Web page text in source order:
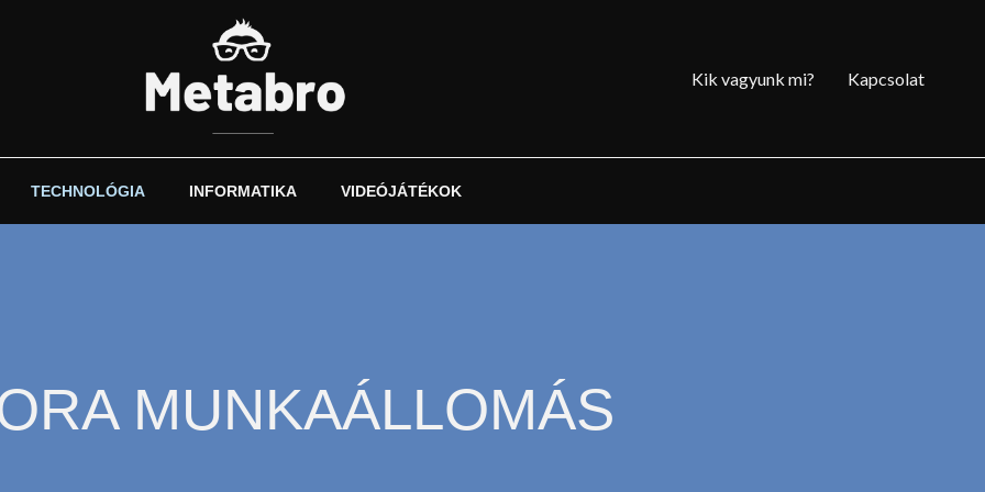
Kik vagyunk mi? Kapcsolat
TECHNOLÓGIA INFORMATIKA VIDEÓJÁTÉKOK
MUNKAÁLLOMÁS